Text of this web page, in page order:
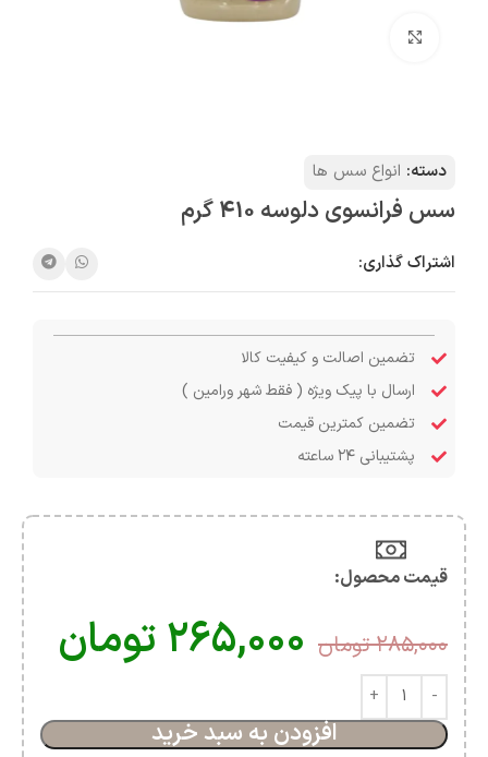
دسته: انواع سس ها
سس فرانسوی دلوسه 410 گرم
اشتراک گذاری:
تضمین اصالت و کیفیت کالا
ارسال با پیک ویژه ( فقط شهر ورامین )
تضمین کمترین قیمت
پشتیبانی ۲۴ ساعته
قیمت محصول:​
۲۸۵,۰۰۰ تومان ۲۶۵,۰۰۰تومان
افزودن به سبد خرید